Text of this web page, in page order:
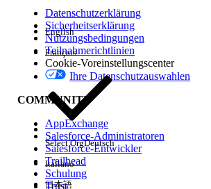
Edition
Erfahrung
Datenschutzerklärung
Sicherheitserklärung
Nutzungsbedingungen
Teilnahmerichtlinien
Cookie-Voreinstellungscenter
Ihre Datenschutzauswahlen
COMMUNITY
AppExchange
Salesforce-Administratoren
Salesforce-Entwickler
Trailhead
Schulung
Trust
English
Français
Select OrgDeutsch
Italiano
日本語